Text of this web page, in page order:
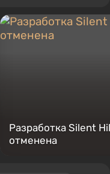
Разработка Silent
отменена